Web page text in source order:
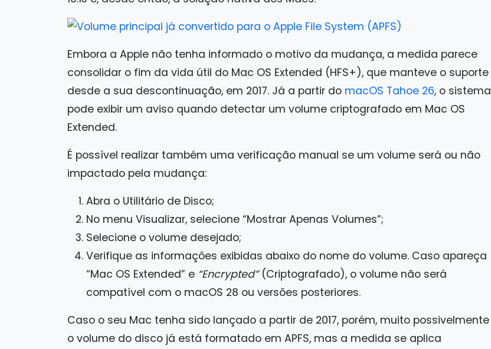
Embora a Apple não tenha informado o motivo da mudança, a medida parece
consolidar o fim da vida útil do Mac OS Extended (HFS+), que manteve o suporte
desde a sua descontinuação, em 2017. Já a partir do macOS Tahoe 26, o sistema
pode exibir um aviso quando detectar um volume criptografado em Mac OS
Extended.
É possível realizar também uma verificação manual se um volume será ou não
impactado pela mudança:
Abra o Utilitário de Disco;
No menu Visualizar, selecione “Mostrar Apenas Volumes”;
Selecione o volume desejado;
Verifique as informações exibidas abaixo do nome do volume. Caso apareça
“Mac OS Extended” e “Encrypted”(Criptografado), o volume não será
compatível com o macOS 28 ou versões posteriores.
Caso o seu Mac tenha sido lançado a partir de 2017, porém, muito possivelmente
o volume do disco já está formatado em APFS, mas a medida se aplica